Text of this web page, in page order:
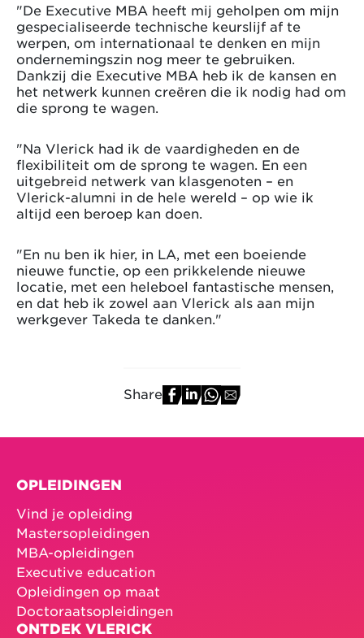
"De Executive MBA heeft mij geholpen om mijn
gespecialiseerde technische keurslijf af te
werpen, om internationaal te denken en mijn
ondernemingszin nog meer te gebruiken.
Dankzij die Executive MBA heb ik de kansen en
het netwerk kunnen creëren die ik nodig had om
die sprong te wagen.
"Na Vlerick had ik de vaardigheden en de
flexibiliteit om de sprong te wagen. En een
uitgebreid netwerk van klasgenoten – en
Vlerick-alumni in de hele wereld – op wie ik
altijd een beroep kan doen.
"En nu ben ik hier, in LA, met een boeiende
nieuwe functie, op een prikkelende nieuwe
locatie, met een heleboel fantastische mensen,
en dat heb ik zowel aan Vlerick als aan mijn
werkgever Takeda te danken."
Share
OPLEIDINGEN
Vind je opleiding
Mastersopleidingen
MBA-opleidingen
Executive education
Opleidingen op maat
Doctoraatsopleidingen
ONTDEK VLERICK